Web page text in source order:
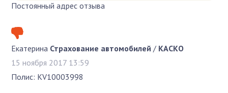
Постоянный адрес отзыва
Екатерина Страхование автомобилей / КАСКО
15 ноября 2017 13:59
Полис: KV10003998